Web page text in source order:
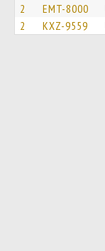
2 EMT-8000
2 KXZ-9559